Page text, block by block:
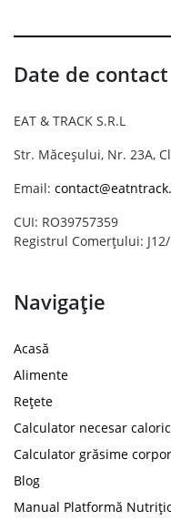
Date de contact
EAT & TRACK S.R.L
Str. Măceșului, Nr. 23A,
Email:
CUI: RO39757359
Registrul Comerțului:
Navigație
Acasă
Alimente
Rețete
Calculator necesar caloric
Calculator grăsime
Blog
Manual Platformă